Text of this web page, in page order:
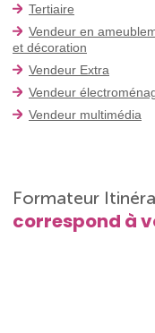
Tertiaire
Vendeur en
et décoration
Vendeur Extra
Vendeur
Vendeur multimédia
Formateur
correspond à